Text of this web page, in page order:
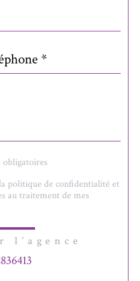
obligatoires
politique de confidentialité et
au traitement de mes
l'agence